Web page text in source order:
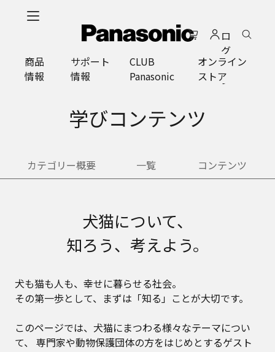
プ
ロ
グ
イ
ン
商品
情報
サポート
情報
CLUB
Panasonic
オンライン
ストア
学びコンテンツ
カテゴリー概要 一覧 コンテンツ
犬猫について、
知ろう、考えよう。
犬も猫も人も、幸せに暮らせる社会。
その第一歩として、まずは「知る」ことが大切です。
このページでは、犬猫にまつわる様々なテーマについ
て、 専門家や動物保護団体の方をはじめとするゲスト